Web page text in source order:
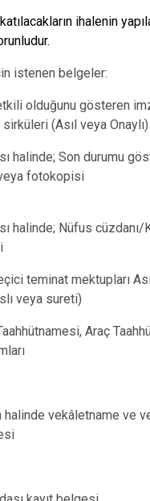
ihalenin
istenen belgeler:
olduğunu gösteren
(Asıl veya Onaylı)
halinde; Son durumu
aslı veya
halinde; Nüfus
teminat mektupları
veya sureti)
Araç
halinde vekâletname ve